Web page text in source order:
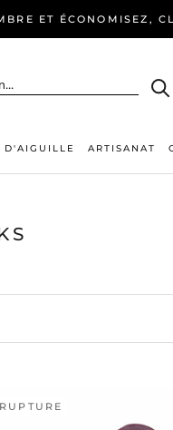
ET ÉCONOMISEZ,
D'AIGUILLE ARTISANAT
RUPTURE